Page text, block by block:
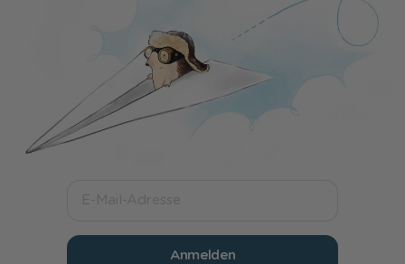
Anmelden